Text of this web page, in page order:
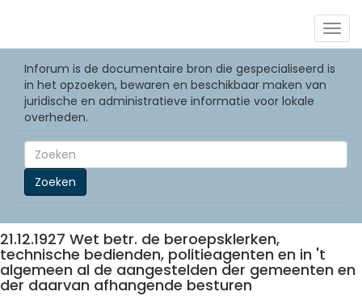
Inforum is de documentaire bron die gespecialiseerd is
in het opzoeken, bewaren en beschikbaar maken van
juridische en administratieve informatie voor lokale
overheden.
Zoeken
21.12.1927 Wet betr. de beroepsklerken,
technische bedienden, politieagenten en in 't
algemeen al de aangestelden der gemeenten en
der daarvan afhangende besturen